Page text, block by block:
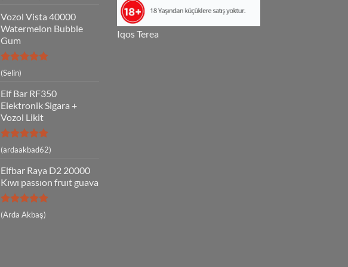
5
Vozol Vista 40000
Watermelon Bubble
Gum
5 üzerinden
5
oy aldı
(Selin)
Elf Bar RF350
Elektronik Sigara +
Vozol Likit
5 üzerinden
5
(ardaakbad62)
Elfbar Raya D2 20000
Kıwı passıon fruıt guava
5 üzerinden
5
(Arda Akbaş)
Iqos Terea